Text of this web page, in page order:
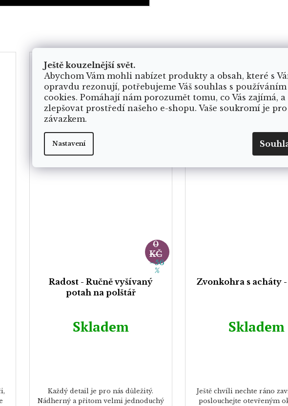
Ještě kouzelnější svět.
Abychom Vám mohli nabízet produkty a obsah, které s
opravdu rezonují, potřebujeme Váš souhlas s používáním
cookies. Pomáhají nám porozumět tomu, co Vás zajímá, a
zlepšovat prostředí našeho e-shopu. Vaše soukromí je pro
závazkem.
Nastavení
0
KČ
–56
%
Radost - Ručně vyšívaný
potah na polštář
Skladem
Každý detail je pro nás důležitý.
Nádherný a přitom velmi jednoduchý
Zvonkohra s acháty
Skladem
Ještě chvíli nechte ráno
poslouchejte otevřeným